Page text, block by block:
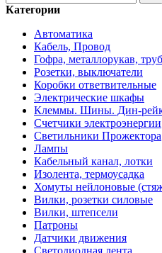
Категории
Автоматика
Кабель, Провод
Гофра, металлорукав,
Розетки, выключатели
Коробки ответвительные
Электрические шкафы
Клеммы. Шины. Дин-
Счетчики электроэнергии
Светильники Прожектора
Лампы
Кабельный канал, лотки
Изолента, термоусадка
Хомуты нейлоновые
Вилки, розетки силовые
Вилки, штепсели
Патроны
Датчики движения
Светодиодная лента